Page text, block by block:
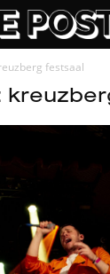
festsaal